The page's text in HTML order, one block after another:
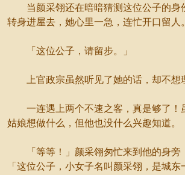
当颜采翎还在暗暗猜测这位公子的身
转身进屋去，她心里一急，连忙开口留人。
「这位公子，请留步。」
上官政宗虽然听见了她的话，却不想
一连遇上两个不速之客，真是够了！
姑娘想做什么，但他也没什么兴趣知道。
「等等！」颜采翎匆忙来到他的身旁
「这位公子，小女子名叫颜采翎，是城